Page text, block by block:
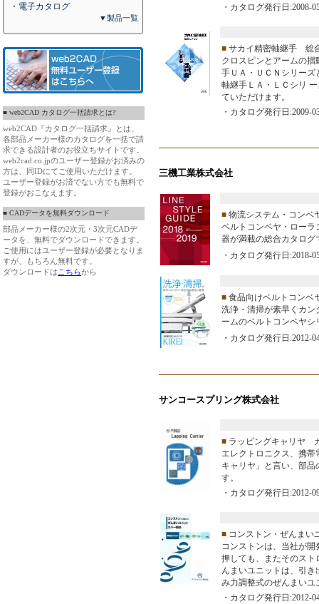
・電子カタログ
▼製品一覧
■ web2CAD カタログ一括請求とは?
web2CAD『カタログ一括請求』とは、
各部品メーカー様のカタログを一括で請
求できる設計者のお役立ちサイトです。
web2cad.co.jpのユーザー登録がお済みの
方は、同IDにてご使用いただけます。
ユーザー登録がお済でない方でも無料で
登録がおこなえます。
■ CADデータを無料ダウンロード
部品メーカー様の2次元・3次元CADデ
ータを、無料でダウンロードできます。
ご使用にはユーザー登録が必要となりま
すが、もちろん無料です。
ダウンロードは こちらから
・カタログ発行日:2008-
■ サカイ精密軸継手 総
クロスピンとアームの
手ＵＡ・ＵＣＮシリー
軸継手ＬＡ・ＬＣシリ
ていただけます。
・カタログ発行日:2009-
三機工業株式会社
■ 物流システム・コンベ
ベルトコンベヤ・ローラ
器が満載の総合カタログ
・カタログ発行日:2018-
■ 食品向けベルトコンベ
洗浄・清掃が素早くカ
ームのベルトコンベヤシ
・カタログ発行日:2012-
サンコースプリング株式会社
■ ラッピングキャリヤ
エレクトロニクス、携
キャリヤ」と言い、部
す。
・カタログ発行日:2012-
■ コンストン・ぜんまい
コンストンは、当社が
押しても、またそのスト
んまいユニットは、引
み力調整式のぜんまいユ
・カタログ発行日:2012-